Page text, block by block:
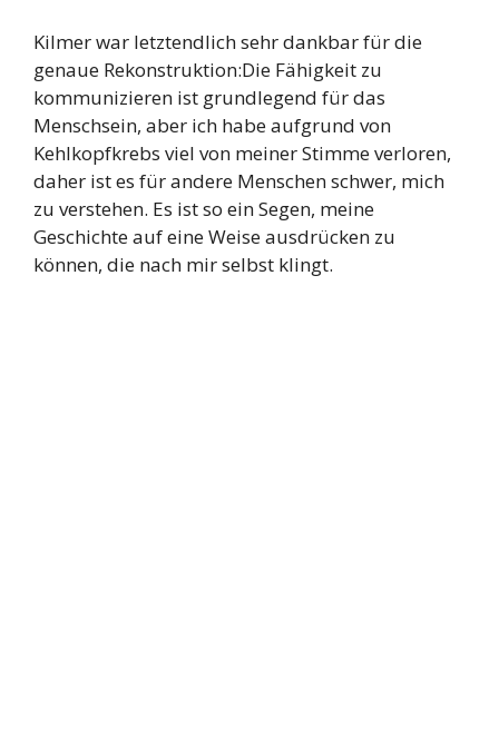
Kilmer war letztendlich sehr dankbar für die
genaue Rekonstruktion:Die Fähigkeit zu
kommunizieren ist grundlegend für das
Menschsein, aber ich habe aufgrund von
Kehlkopfkrebs viel von meiner Stimme verloren,
daher ist es für andere Menschen schwer, mich
zu verstehen. Es ist so ein Segen, meine
Geschichte auf eine Weise ausdrücken zu
können, die nach mir selbst klingt.